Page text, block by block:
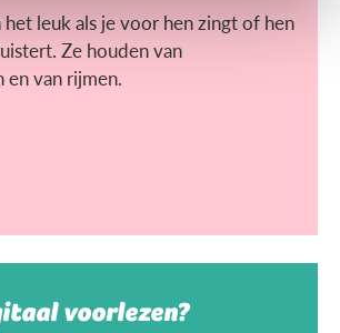
het leuk als je voor hen zingt of hen
Ze houden van
van rijmen.
voorlezen?